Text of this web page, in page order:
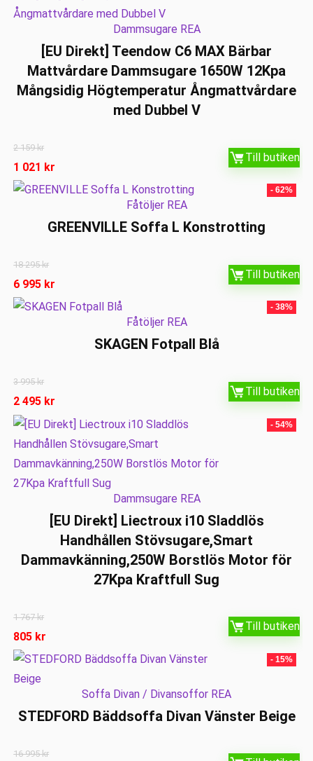
Dammsugare REA
[EU Direkt] Teendow C6 MAX Bärbar
Mattvårdare Dammsugare 1650W 12Kpa
Mångsidig Högtemperatur Ångmattvårdare
med Dubbel V
2 159kr
1 021 kr
Till butiken
- 62%
Fåtöljer REA
GREENVILLE Soffa L Konstrotting
18 295kr
6 995 kr
Till butiken
- 38%
Fåtöljer REA
SKAGEN Fotpall Blå
3 995kr
2 495 kr
Till butiken
- 54%
Dammsugare REA
[EU Direkt] Liectroux i10 Sladdlös
Handhållen Stövsugare,Smart
Dammavkänning,250W Borstlös Motor för
27Kpa Kraftfull Sug
1 767kr
805 kr
Till butiken
- 15%
Soffa Divan / Divansoffor REA
STEDFORD Bäddsoffa Divan Vänster Beige
16 995kr